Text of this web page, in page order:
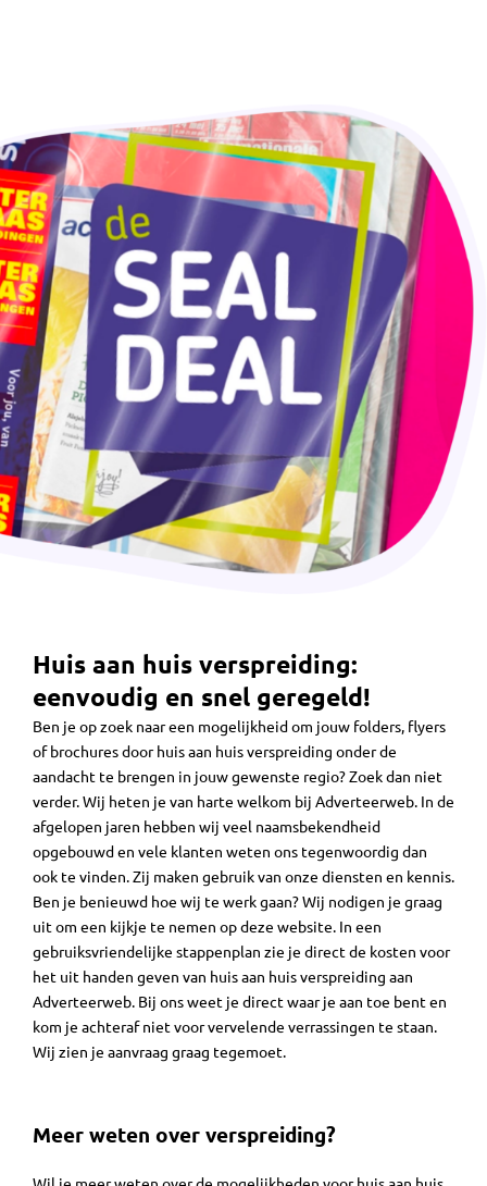
Huis aan huis verspreiding:
eenvoudig en snel geregeld!
Ben je op zoek naar een mogelijkheid om jouw folders, flyers
of brochures door huis aan huis verspreiding onder de
aandacht te brengen in jouw gewenste regio? Zoek dan niet
verder. Wij heten je van harte welkom bij Adverteerweb. In de
afgelopen jaren hebben wij veel naamsbekendheid
opgebouwd en vele klanten weten ons tegenwoordig dan
ook te vinden. Zij maken gebruik van onze diensten en kennis.
Ben je benieuwd hoe wij te werk gaan? Wij nodigen je graag
uit om een kijkje te nemen op deze website. In een
gebruiksvriendelijke stappenplan zie je direct de kosten voor
het uit handen geven van huis aan huis verspreiding aan
Adverteerweb. Bij ons weet je direct waar je aan toe bent en
kom je achteraf niet voor vervelende verrassingen te staan.
Wij zien je aanvraag graag tegemoet.
Meer weten over verspreiding?